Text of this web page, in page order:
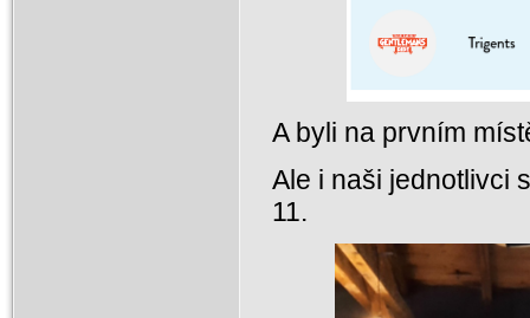
A byli na prvním
Ale i naši jednotlivci
11.